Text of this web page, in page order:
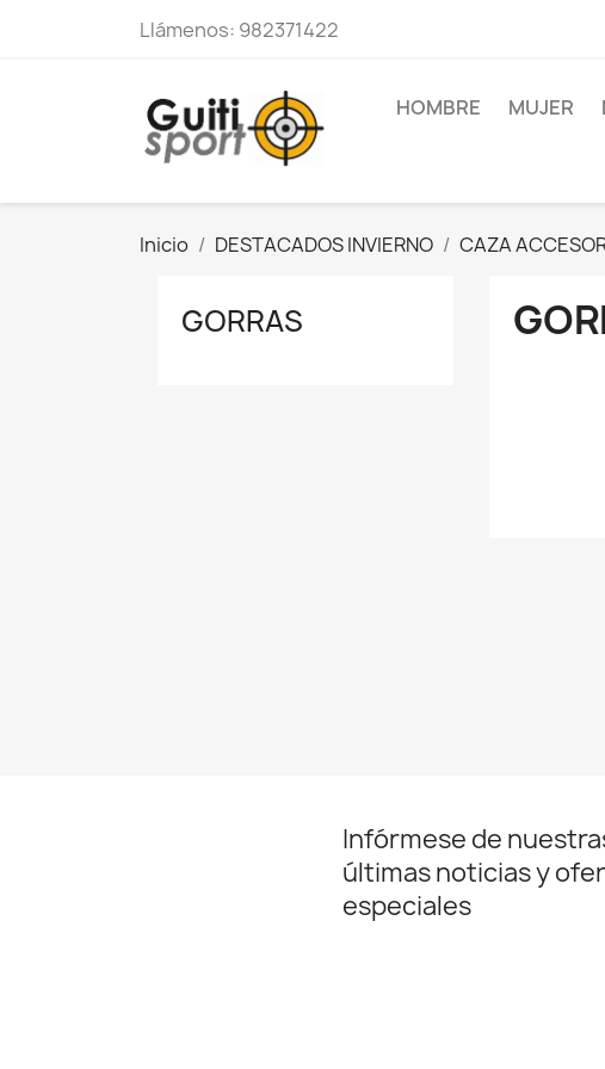
Llámenos: 982371422
HOMBRE MUJER
Inicio DESTACADOS INVIERNO CAZA
GORRAS
Infórmese de
últimas noticias y
especiales